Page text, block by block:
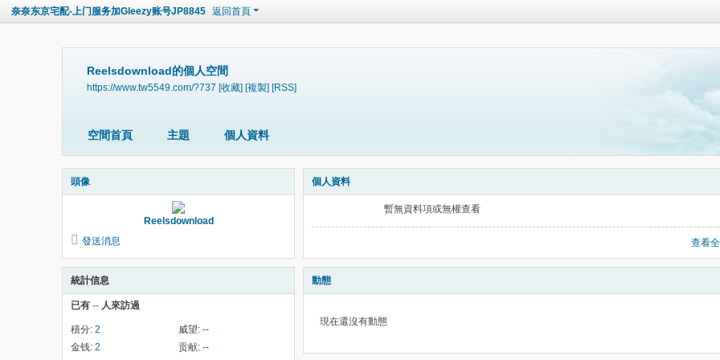
奈奈东京宅配-上门服务加Gleezy账号JP8845 返回首頁
Reelsdownload的個人空間
https://www.tw5549.com/?737 [收藏] [複製] [RSS]
空間首頁 主題 個人資料
頭像
Reelsdownload
發送消息
統計信息
已有 -- 人來訪過
積分: 2 威望: --
金钱: 2 贡献: --
個人資料
暫無資料項或無權查看
查看
動態
現在還沒有動態